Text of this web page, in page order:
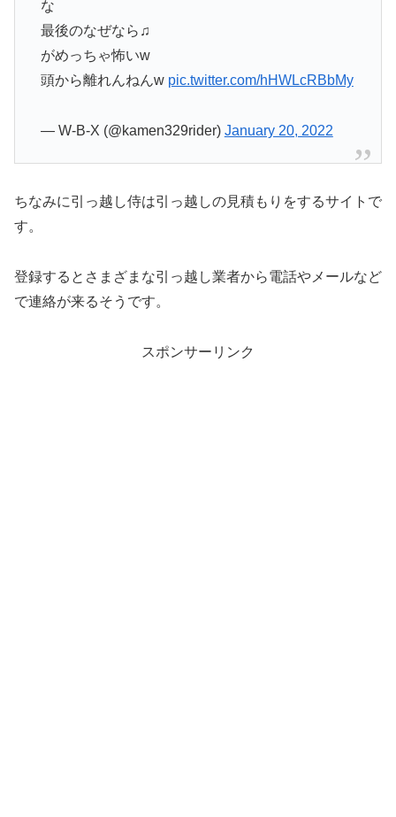
な
最後のなぜなら♫
がめっちゃ怖いw
頭から離れんねんw pic.twitter.com/hHWLcRBbMy
— W-B-X (@kamen329rider) January 20, 2022
ちなみに引っ越し侍は引っ越しの見積もりをするサイトで
す。
登録するとさまざまな引っ越し業者から電話やメールなど
で連絡が来るそうです。
スポンサーリンク